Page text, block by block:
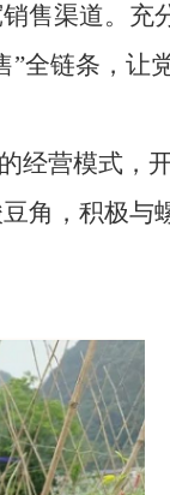
售渠道。充
全链条，让
经营模式，
角，积极与